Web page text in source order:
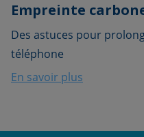
Empreinte
Des astuces pour
téléphone
En savoir plus